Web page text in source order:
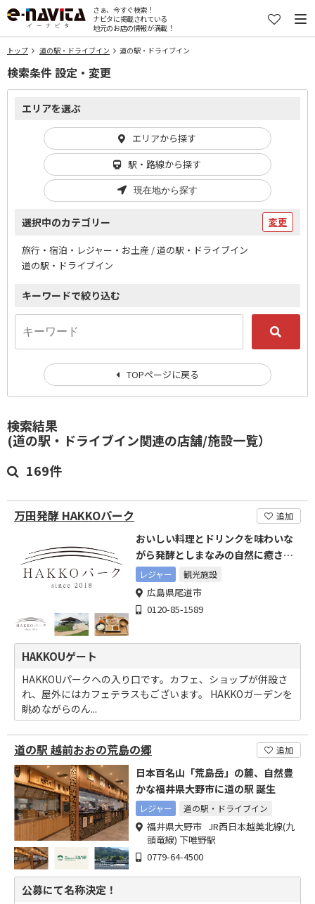
さぁ、今すぐ検索！
ナビタに掲載されている
地元のお店の情報が満載！
トップ 道の駅・ドライブイン 道の駅・ドライブイン
検索結果
(道の駅・ドライブイン関連の店舗/施設一覧）
169件
万田発酵 HAKKOパーク 追加
おいしい料理とドリンクを味わいな
がら発酵としまなみの自然に癒され
るレジャー 観光施設
広島県尾道市
0120-85-1589
HAKKOUゲート
HAKKOUパークへの入り口です。カフェ、ショップが併設さ
れ、屋外にはカフェテラスもございます。 HAKKOガーデンを
眺めながらのん...
道の駅 越前おおの荒島の郷 追加
日本百名山「荒島岳」の麓、自然豊
かな福井県大野市に道の駅 誕生
レジャー 道の駅・ドライブイン
福井県大野市 JR西日本越美北線(九
頭竜線) 下唯野駅
0779-64-4500
公募にて名称決定！
検索条件 設定・変更
エリアを選ぶ
エリアから探す
駅・路線から探す
現在地から探す
選択中のカテゴリー 変更
旅行・宿泊・レジャー・お土産 / 道の駅・ドライブイン
道の駅・ドライブイン
キーワードで絞り込む
TOPページに戻る